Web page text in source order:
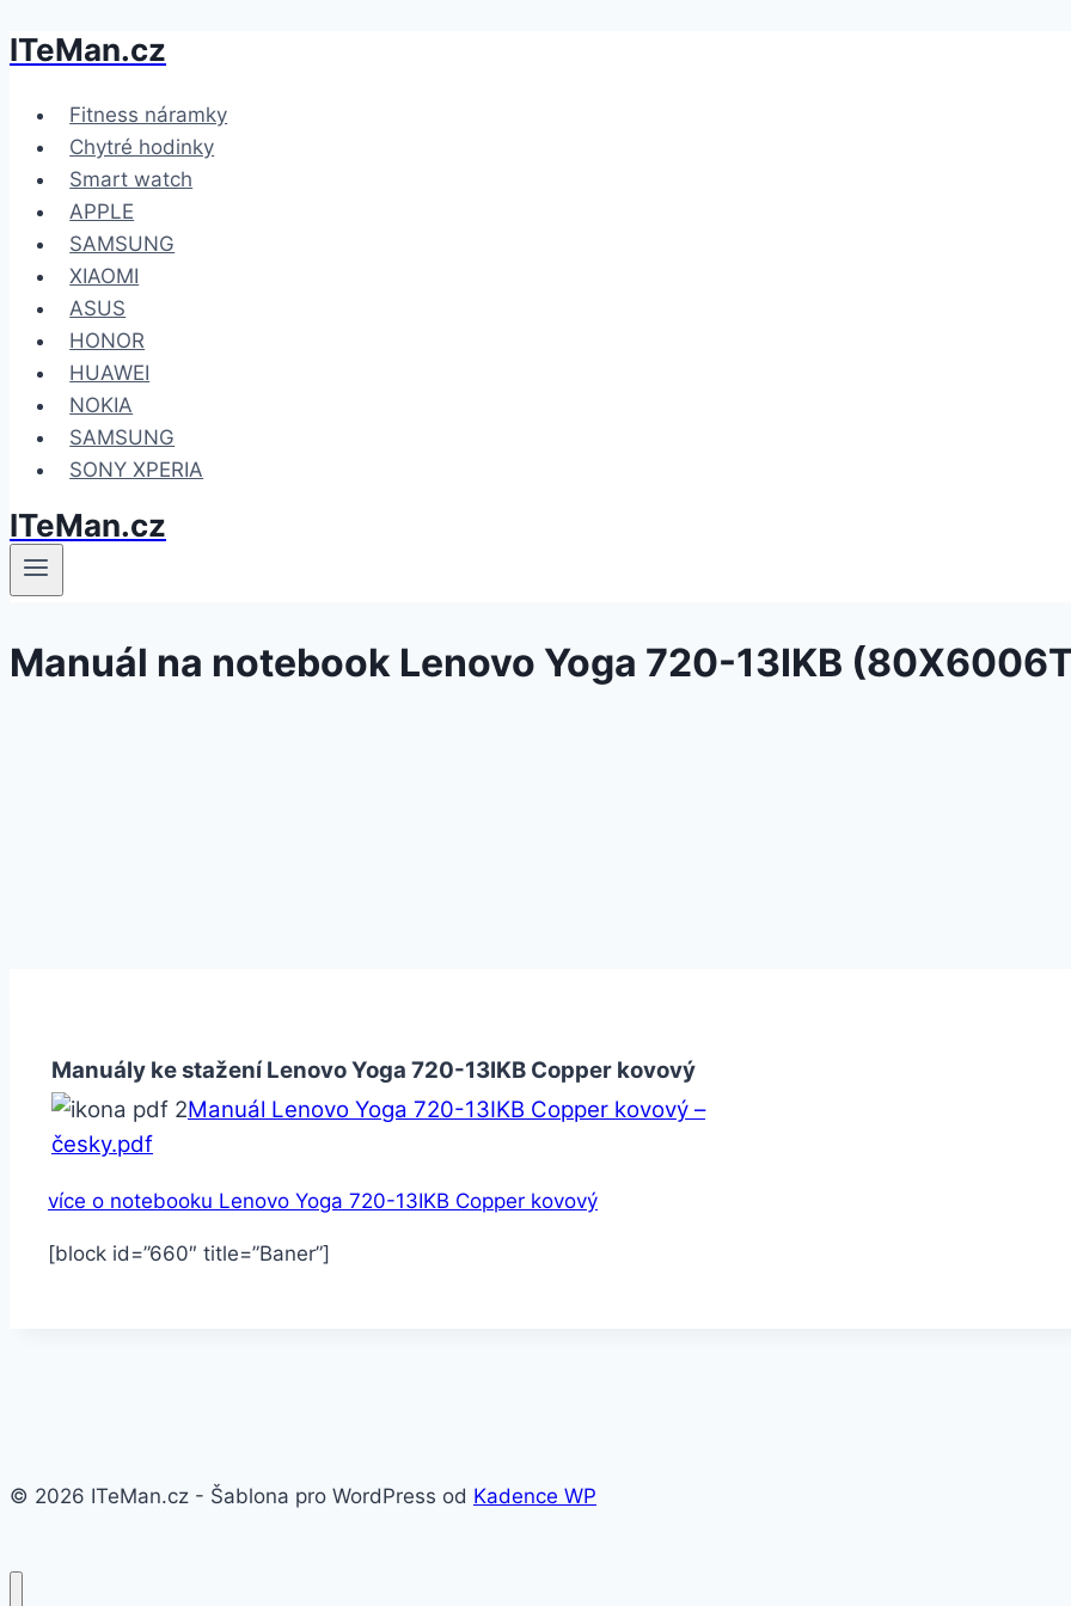
Přeskočit
obsah
ITeMan.cz
Fitness náramky
Chytré hodinky
Smart watch
APPLE
SAMSUNG
XIAOMI
ASUS
HONOR
HUAWEI
NOKIA
SAMSUNG
SONY XPERIA
ITeMan.cz
Manuál na notebook Lenovo Yoga 720-13IKB
Manuály ke stažení Lenovo Yoga 720-13IKB Copper kovový
Manuál Lenovo Yoga 720-13IKB Copper kovový –
česky.pdf
více o notebooku Lenovo Yoga 720-13IKB Copper kovový
[block id=”660″ title=”Baner”]
© 2026 ITeMan.cz - Šablona pro WordPress od Kadence WP